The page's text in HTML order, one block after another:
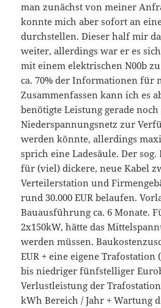
man zunächst von meiner
konnte mich aber sofort an
durchstellen. Dieser half mir
weiter, allerdings war er es
mit einem elektrischen N00b zu
ca. 70% der Informationen für
Zusammenfassen kann ich es
benötigte Leistung gerade noch
Niederspannungsnetz zur
werden könnte, allerdings
sprich eine Ladesäule. Der sog.
für (viel) dickere, neue Kabel
Verteilerstation und
rund 30.000 EUR belaufen.
Bauausführung ca. 6 Monate.
2x150kW, hätte das
werden müssen.
EUR + eine eigene
bis niedriger fünfstelliger
Verlustleistung der
kWh Bereich / Jahr + Wartung